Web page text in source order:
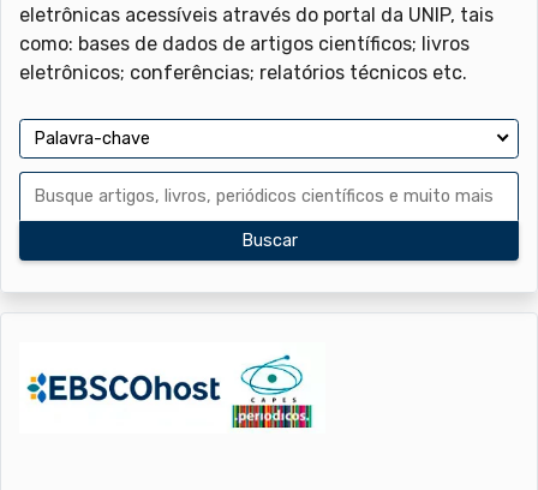
eletrônicas acessíveis através do portal da UNIP, tais
como: bases de dados de artigos científicos; livros
eletrônicos; conferências; relatórios técnicos etc.
Busque
artigos,
livros,
periódicos
científicos
muito
Buscar